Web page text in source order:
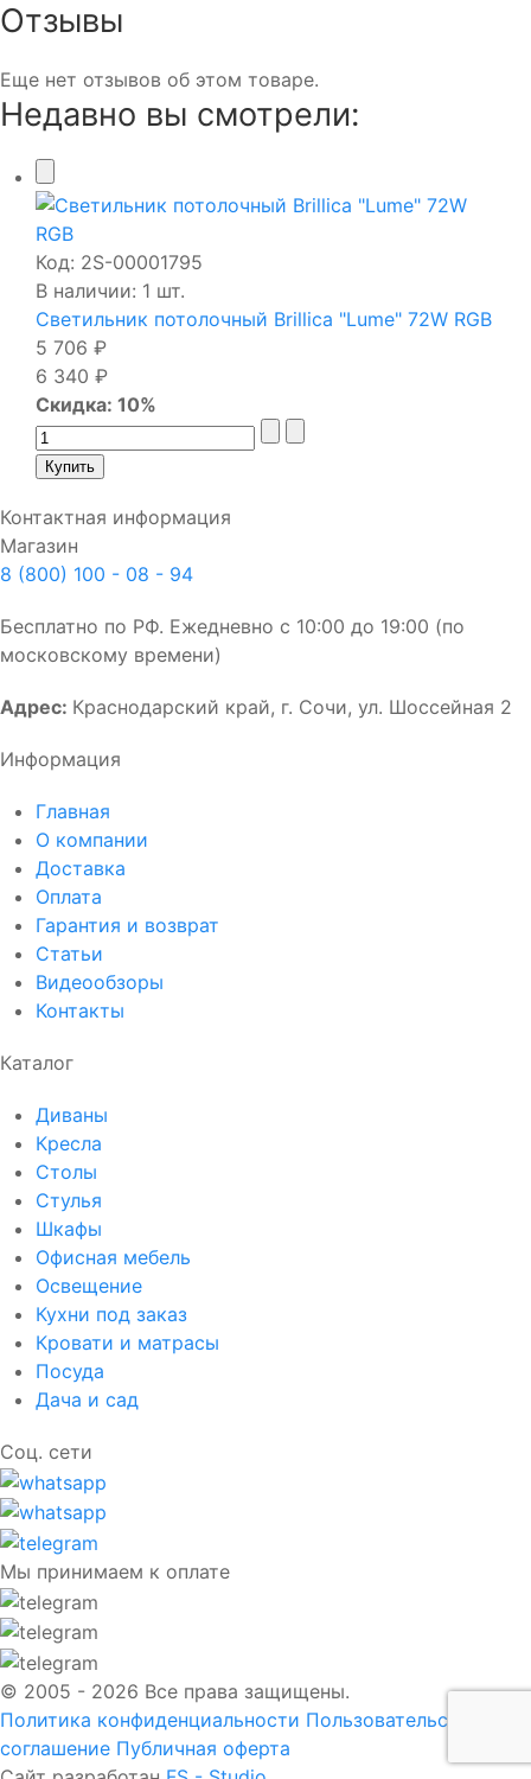
Отзывы
Еще нет отзывов об этом товаре.
Недавно вы смотрели:
Код: 2S-00001795
В наличии: 1 шт.
Светильник потолочный Brillica "Lume" 72W RGB
5 706 ₽
6 340 ₽
Скидка: 10%
Контактная информация
Магазин
8 (800) 100 - 08 - 94
Бесплатно по РФ. Ежедневно с 10:00 до 19:00 (по
московскому времени)
Адрес: Краснодарский край, г. Сочи, ул. Шоссейная 2
Информация
Главная
О компании
Доставка
Оплата
Гарантия и возврат
Статьи
Видеообзоры
Контакты
Каталог
Диваны
Кресла
Столы
Стулья
Шкафы
Офисная мебель
Освещение
Кухни под заказ
Кровати и матрасы
Посуда
Дача и сад
Соц. сети
Мы принимаем к оплате
© 2005 - 2026 Все права защищены.
Политика конфиденциальности Пользовательское
соглашение Публичная оферта